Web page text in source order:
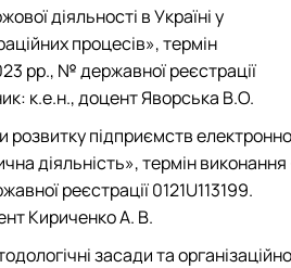
діяльності в Україні у
процесів», термін
рр., № державної реєстрації
к.е.н., доцент Яворська В.О.
підприємств
діяльність», термін виконання
реєстрації 0121U113199.
Кириченко А. В.
засади та